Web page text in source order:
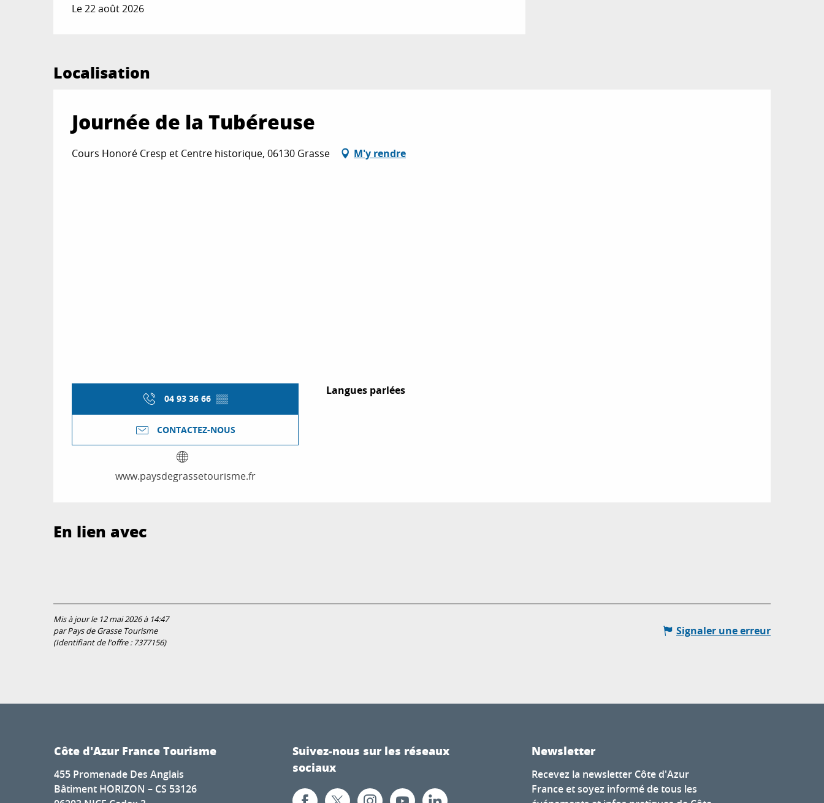
Le 22 août 2026
Localisation
Journée de la Tubéreuse
Cours Honoré Cresp et Centre historique, 06130 Grasse M'y rendre
04 93 36 66 ▒▒
CONTACTEZ-NOUS
www.paysdegrassetourisme.fr
Langues parlées
Langues parlées
En lien avec
Mis à jour le 12 mai 2026 à 14:47
par Pays de Grasse Tourisme
(Identifiant de l'offre : 7377156)
Signaler une erreur
Côte d'Azur France Tourisme
455 Promenade Des Anglais
Bâtiment HORIZON – CS 53126
Suivez-nous sur les réseaux
sociaux
Newsletter
Recevez la newsletter Côte d'Azur
France et soyez informé de tous les